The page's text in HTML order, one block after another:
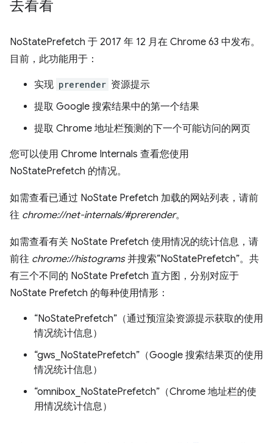
去看看
NoStatePrefetch 于 2017 年 12 月在 Chrome 63 中发布。
目前，此功能用于：
实现 prerender 资源提示
提取 Google 搜索结果中的第一个结果
提取 Chrome 地址栏预测的下一个可能访问的网页
您可以使用 Chrome Internals 查看您使用
NoStatePrefetch 的情况。
如需查看已通过 NoState Prefetch 加载的网站列表，请前
往 chrome://net-internals/#prerender。
如需查看有关 NoState Prefetch 使用情况的统计信息，请
前往 chrome://histograms并搜索“NoStatePrefetch”。共
有三个不同的 NoState Prefetch 直方图，分别对应于
NoState Prefetch 的每种使用情形：
“NoStatePrefetch”（通过预渲染资源提示获取的使用
情况统计信息）
“gws_NoStatePrefetch”（Google 搜索结果页的使用
情况统计信息）
“omnibox_NoStatePrefetch”（Chrome 地址栏的使
用情况统计信息）